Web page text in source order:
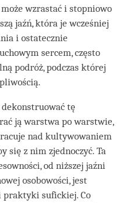
wzrastać i stopniowo
jaźń, która je wcześniej
i ostatecznie
sercem, często
podróż, podczas której
dekonstruować tę
ją warstwa po warstwie,
nad kultywowaniem
się z nim zjednoczyć. Ta
od niższej jaźni
osobowości, jest
praktyki sufickiej. Co